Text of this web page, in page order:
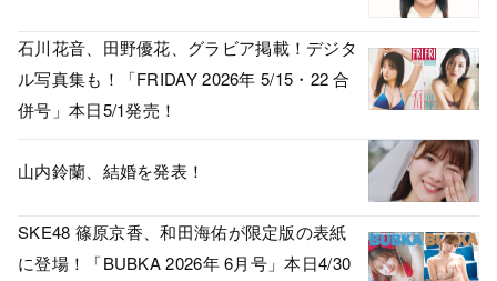
石川花音、田野優花、グラビア掲載！デジタ
ル写真集も！「FRIDAY 2026年 5/15・22 合
併号」本日5/1発売！
山内鈴蘭、結婚を発表！
SKE48 篠原京香、和田海佑が限定版の表紙
に登場！「BUBKA 2026年 6月号」本日4/30